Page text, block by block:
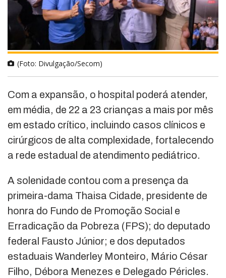
(Foto: Divulgação/Secom)
Com a expansão, o hospital poderá atender,
em média, de 22 a 23 crianças a mais por mês
em estado crítico, incluindo casos clínicos e
cirúrgicos de alta complexidade, fortalecendo
a rede estadual de atendimento pediátrico.
A solenidade contou com a presença da
primeira-dama Thaisa Cidade, presidente de
honra do Fundo de Promoção Social e
Erradicação da Pobreza (FPS); do deputado
federal Fausto Júnior; e dos deputados
estaduais Wanderley Monteiro, Mário César
Filho, Débora Menezes e Delegado Péricles.